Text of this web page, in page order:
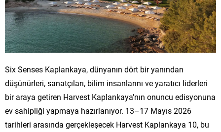
Six Senses Kaplankaya, dünyanın dört bir yanından
düşünürleri, sanatçıları, bilim insanlarını ve yaratıcı liderleri
bir araya getiren Harvest Kaplankaya’nın onuncu edisyonuna
ev sahipliği yapmaya hazırlanıyor. 13–17 Mayıs 2026
tarihleri arasında gerçekleşecek Harvest Kaplankaya 10, bu